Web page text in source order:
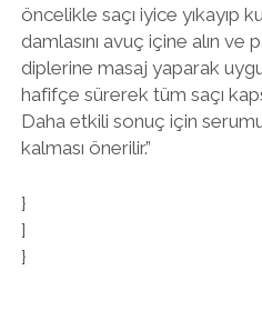
öncelikle saçı iyice yıkayıp
damlasını avuç içine alın ve
diplerine masaj yaparak
hafifçe sürerek tüm saçı
Daha etkili sonuç için
kalması önerilir.”
}
]
}